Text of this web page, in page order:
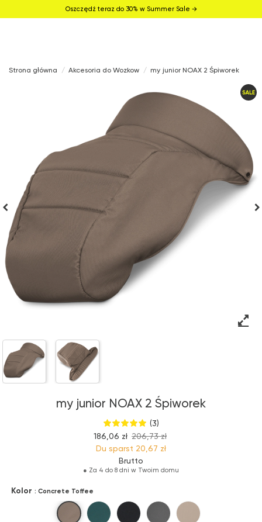
Oszczędź teraz do 30% w Summer Sale →
Strona główna Akcesoria do Wozkow my junior NOAX 2 Śpiworek
my junior NOAX 2 Śpiworek
(3)
186,06 zł 206,73 zł
Du sparst 20,67 zł
Brutto
● Za 4 do 8 dni w Twoim domu
Kolor : Concrete Toffee
Concrete Toffee
Parkside Green
City Noir Downtown Grey
Urban Beige